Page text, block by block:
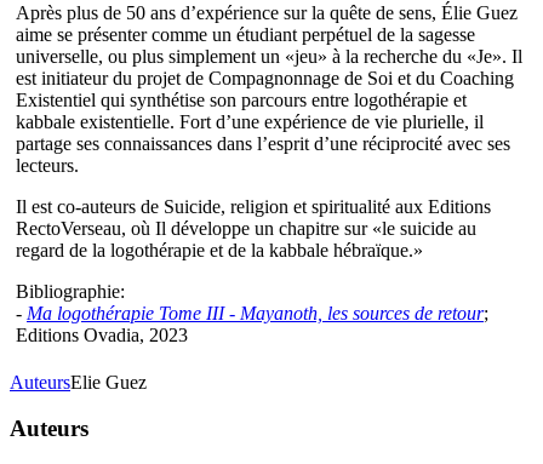
Après plus de 50 ans d’expérience sur la quête de sens, Élie Guez
aime se présenter comme un étudiant perpétuel de la sagesse
universelle, ou plus simplement un «jeu» à la recherche du «Je». Il
est initiateur du projet de Compagnonnage de Soi et du Coaching
Existentiel qui synthétise son parcours entre logothérapie et
kabbale existentielle. Fort d’une expérience de vie plurielle, il
partage ses connaissances dans l’esprit d’une réciprocité avec ses
lecteurs.
Il est co-auteurs de Suicide, religion et spiritualité aux Editions
RectoVerseau, où Il développe un chapitre sur «le suicide au
regard de la logothérapie et de la kabbale hébraïque.»
Bibliographie:
- Ma logothérapie Tome III - Mayanoth, les sources de retour;
Editions Ovadia, 2023
AuteursElie Guez
Auteurs